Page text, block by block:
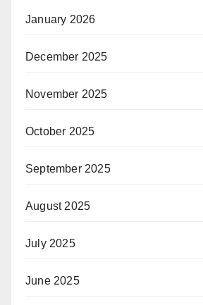
January 2026
December 2025
November 2025
October 2025
September 2025
August 2025
July 2025
June 2025